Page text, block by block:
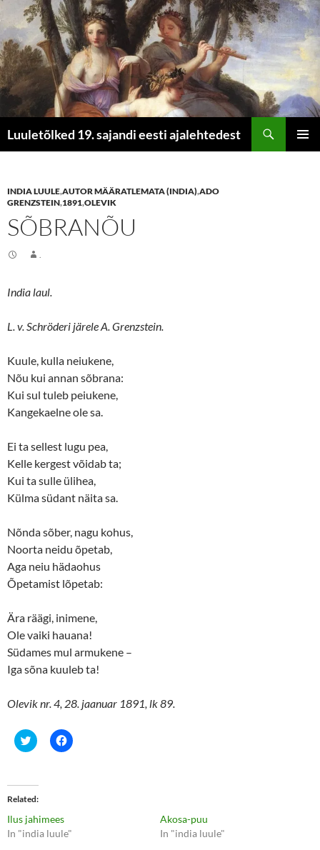
Luuletõlked 19. sajandi eesti ajalehtedest
INDIA LUULE,AUTOR MÄÄRATLEMATA (INDIA),ADO
GRENZSTEIN,1891,OLEVIK
SÕBRANÕU
India laul.
L. v. Schröderi järele A. Grenzstein.
Kuule, kulla neiukene,
Nõu kui annan sõbrana:
Kui sul tuleb peiukene,
Kangekaelne ole sa.
Ei ta sellest lugu pea,
Kelle kergest võidab ta;
Kui ta sulle ülihea,
Külma südant näita sa.
Nõnda sõber, nagu kohus,
Noorta neidu õpetab,
Aga neiu hädaohus
Õpetamist lõpetab:
Ära räägi, inimene,
Ole vaiki hauana!
Südames mul armukene ­–
Iga sõna kuuleb ta!
Olevik nr. 4, 28. jaanuar 1891, lk 89.
C
l
t
o
s
h
a
r
e
C
l
r
e
Related
Ilus jahimees
In "india luule"
Akosa-puu
In "india luule"